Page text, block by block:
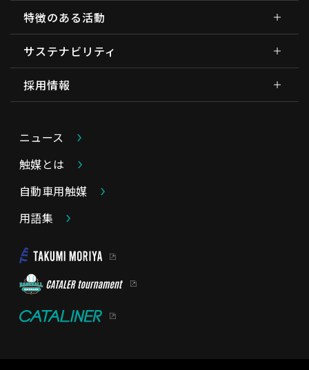
特徴のある活動
サステナビリティ
採用情報
ニュース
触媒とは
自動車用触媒
用語集